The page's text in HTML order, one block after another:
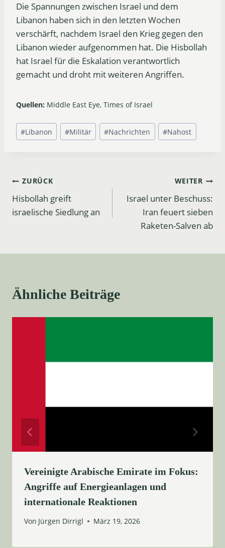
Die Spannungen zwischen Israel und dem
Libanon haben sich in den letzten Wochen
verschärft, nachdem Israel den Krieg gegen den
Libanon wieder aufgenommen hat. Die Hisbollah
hat Israel für die Eskalation verantwortlich
gemacht und droht mit weiteren Angriffen.
Quellen: Middle East Eye, Times of Israel
Schlagworte:
#Libanon #Militär #Nachrichten #Nahost
Beitrags-
Navigation
ZURÜCK
Hisbollah greift
israelische Siedlung an
WEITER
Israel unter Beschuss:
Iran feuert sieben
Raketen-Salven ab
Ähnliche Beiträge
Vereinigte Arabische Emirate im Fokus:
Angriffe auf Energieanlagen und
internationale Reaktionen
Von Jürgen Dirrigl März 19, 2026